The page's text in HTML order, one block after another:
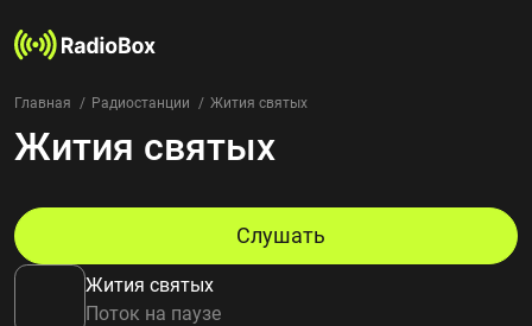
Радиостанции
Страны
Избранное
О нас
Главная Радиостанции Жития святых
Жития святых
Жития святых
Поток на паузе
Слушать